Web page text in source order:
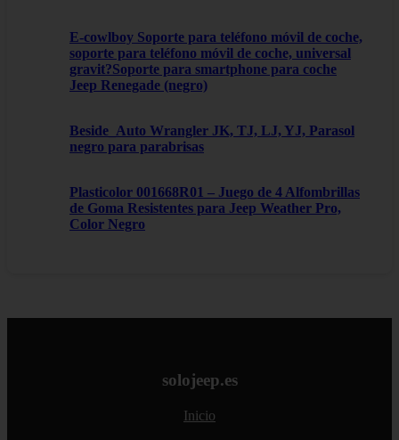
E-cowlboy Soporte para teléfono móvil de coche,
soporte para teléfono móvil de coche, universal
gravit?Soporte para smartphone para coche
Jeep Renegade (negro)
Beside_Auto Wrangler JK, TJ, LJ, YJ, Parasol
negro para parabrisas
Plasticolor 001668R01 – Juego de 4 Alfombrillas
de Goma Resistentes para Jeep Weather Pro,
Color Negro
solojeep.es
Inicio